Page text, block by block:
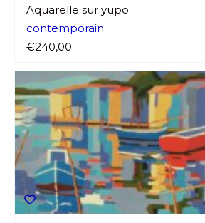
* Champ obligatoire
Statut / Organisation
J'accepte lestermes et conditions
* Champ obligatoire
Aquarelle sur yupo
contemporain
€240,00